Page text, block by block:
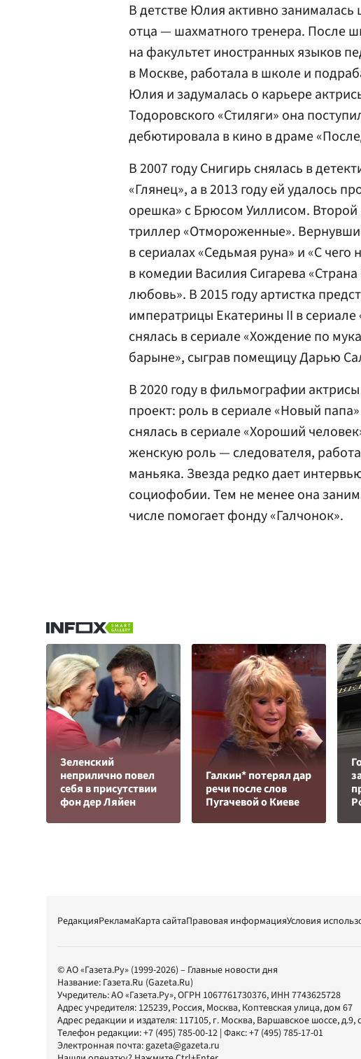
В детстве Юлия активно
отца — шахматного тренера. После
на факультет иностранных языков
в Москве, работала в школе и
Юлия и задумалась о карьере
Тодоровского «Стиляги» она
дебютировала в кино в драме
В 2007 году Снигирь снялась в
«Глянец», а в 2013 году ей удалось
орешка» с Брюсом Уиллисом.
триллер «Отмороженные».
в сериалах «Седьмая руна» и «С
в комедии Василия Сигарева
любовь». В 2015 году артистка
императрицы Екатерины II в сериале
снялась в сериале «Хождение по
барыне», сыграв помещицу Дарью
В 2020 году в фильмографии
проект: роль в сериале «Новый
снялась в сериале «Хороший
женскую роль — следователя,
маньяка. Звезда редко дает
социофобии. Тем не менее она
числе помогает фонду «Галчонок».
Зеленский
неприлично повел
cебя в присутствии
фон дер Ляйен
Галкин* потерял дар
речи после слов
Пугачевой о Киеве
РедакцияРекламаКарта сайтаПравовая информацияУсловия
© АО «Газета.Ру» (1999-2026) – Главные новости дня
Название: Газета.Ru (Gazeta.Ru)
Учредитель:АО «Газета.Ру», ОГРН 1067761730376, ИНН 7743625728
Адрес учредителя: 125239, Россия, Москва, Коптевская улица, дом 67
Адрес редакции и издателя: 117105, г. Москва, Варшавское шоссе, д.9,
Телефон редакции:+7 (495) 785-00-12 | Факс:+7 (495) 785-17-01
Электронная почта:gazeta@gazeta.ru